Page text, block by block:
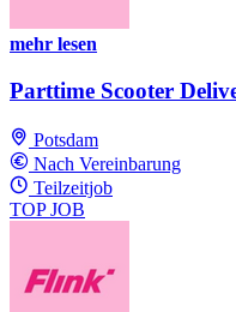
mehr lesen
Parttime Scooter
Potsdam
Nach Vereinbarung
Teilzeitjob
TOP JOB